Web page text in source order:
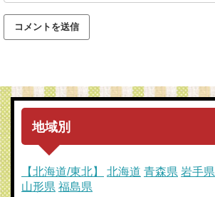
地域別
【北海道/東北】 北海道 青森県 岩手県
山形県 福島県